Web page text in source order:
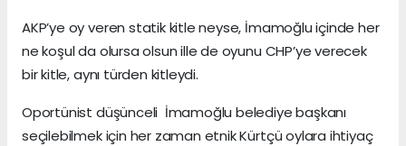
AKP’ye oy veren statik kitle neyse, İmamoğlu içinde her
ne koşul da olursa olsun ille de oyunu CHP’ye verecek
bir kitle, aynı türden kitleydi.
Oportünist düşünceli İmamoğlu belediye başkanı
seçilebilmek için her zaman etnik Kürtçü oylara ihtiyaç